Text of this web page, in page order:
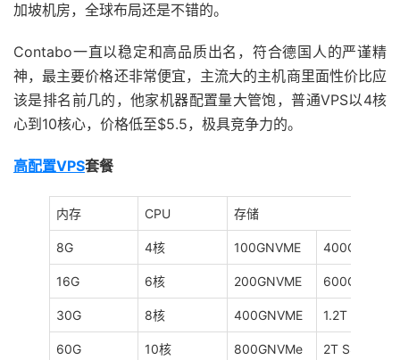
加坡机房，全球布局还是不错的。
Contabo一直以稳定和高品质出名，符合德国人的严谨精
神，最主要价格还非常便宜，主流大的主机商里面性价比应
该是排名前几的，他家机器配置量大管饱，普通VPS以4核
心到10核心，价格低至$5.5，极具竞争力的。
高配置VPS套餐
内存 CPU 存储
8G 4核 100GNVME 400G SSD
16G 6核 200GNVME 600G SSD
30G 8核 400GNVME 1.2T SSD
60G 10核 800GNVMe 2T SSD